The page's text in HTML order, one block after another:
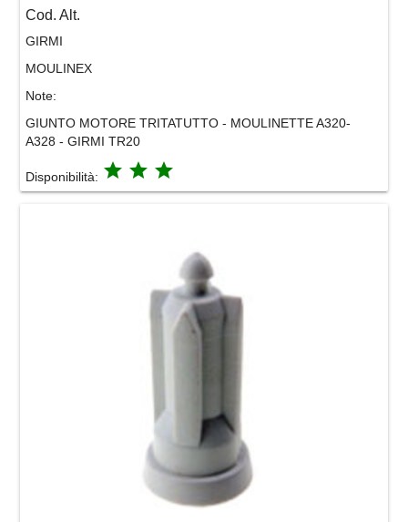
Cod. Alt.
GIRMI
MOULINEX
Note:
GIUNTO MOTORE TRITATUTTO - MOULINETTE A320-
A328 - GIRMI TR20
Disponibilità: grade grade grade